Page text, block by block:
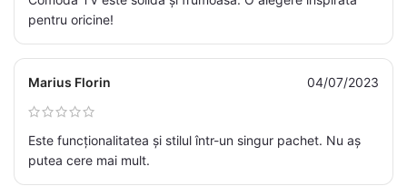
pentru oricine!
Marius Florin 04/07/2023
Este funcționalitatea și stilul într-un singur pachet. Nu aș
putea cere mai mult.